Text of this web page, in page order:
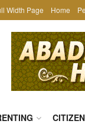
Width Page Home